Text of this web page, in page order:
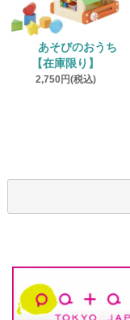
あそびのおうち
【在庫限り】
2,750円(税込)